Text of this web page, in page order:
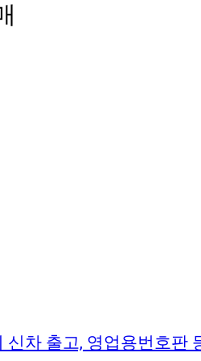
신차 출고, 영업용번호판